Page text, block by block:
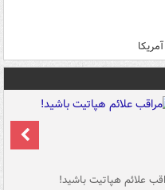
علائم هپاتیت باشید!